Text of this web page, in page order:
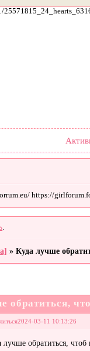
https://
»Куда лучше
обратиться,
2024-03-11 10:13:26
лучше обратиться,